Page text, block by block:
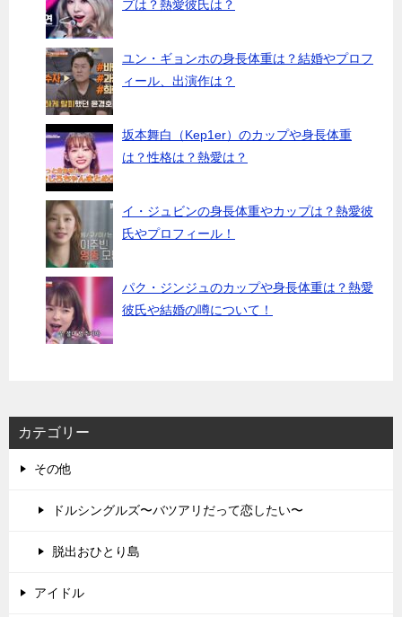
プは？熱愛彼氏は？
ユン・ギョンホの身長体重は？結婚やプロフ
ィール、出演作は？
坂本舞白（Kep1er）のカップや身長体重
は？性格は？熱愛は？
イ・ジュビンの身長体重やカップは？熱愛彼
氏やプロフィール！
パク・ジンジュのカップや身長体重は？熱愛
彼氏や結婚の噂について！
カテゴリー
その他
ドルシングルズ〜バツアリだって恋したい〜
脱出おひとり島
アイドル